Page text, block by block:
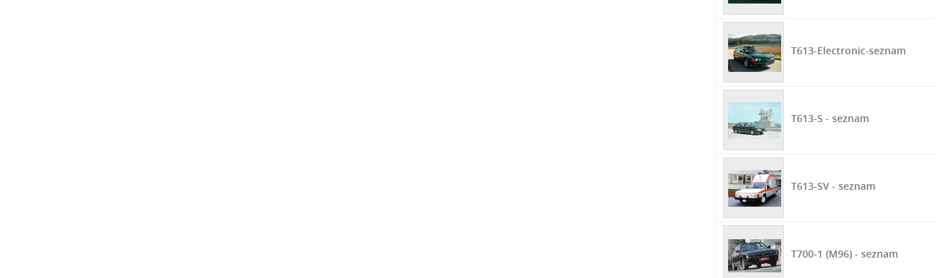
T613-Electronic-seznam
T613-S - seznam
T613-SV - seznam
T700-1 (M96) - seznam